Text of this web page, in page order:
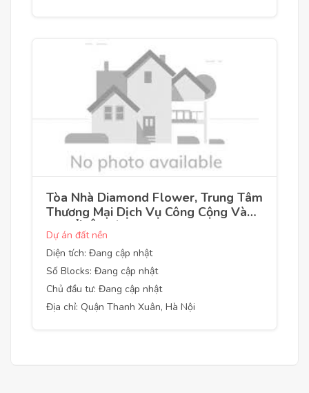
Tòa Nhà Diamond Flower, Trung Tâm
Thương Mại Dịch Vụ Công Cộng Và
Nhà Ở, Ô Đất C1 KĐT Mới Trung Hòa
- Nhân Chính
Dự án đất nền
Diện tích: Đang cập nhật
Số Blocks: Đang cập nhật
Chủ đầu tư: Đang cập nhật
Địa chỉ: Quận Thanh Xuân, Hà Nội